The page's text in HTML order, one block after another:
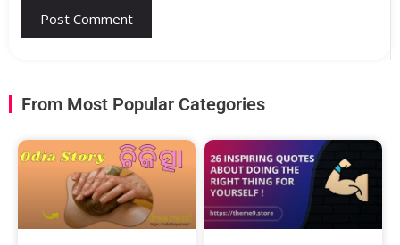
From Most Popular Categories